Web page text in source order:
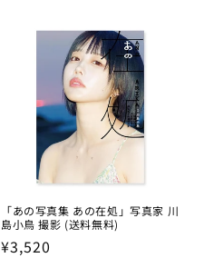
「あの写真集 あの在処」写真家 川
島小鳥 撮影 (送料無料)
Regular
¥3,520